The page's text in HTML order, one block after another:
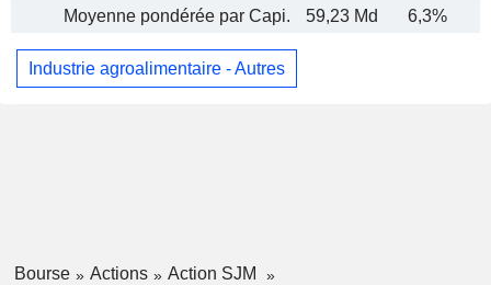
Moyenne pondérée par Capi.
59,23 Md 6,3%
Industrie agroalimentaire - Autres
Bourse Actions
Action SJM